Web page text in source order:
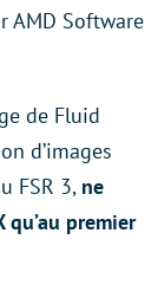
AMD Software
de Fluid
d’images
FSR 3, ne
qu’au premier